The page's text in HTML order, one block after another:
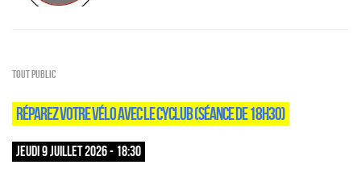
Tout public
RÉPAREZ VOTRE VÉLO AVEC LE CYCLUB (SÉANCE DE 18H30)
JEUDI 9 JUILLET 2026 - 18:30